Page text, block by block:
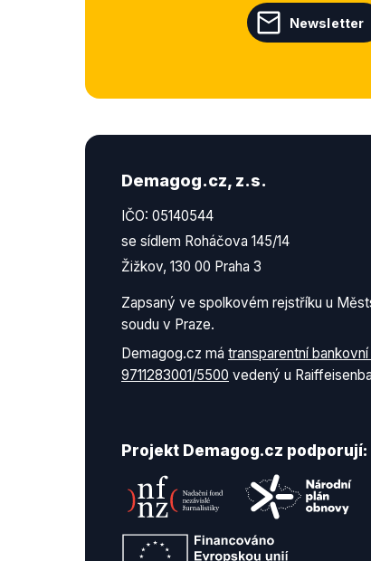
Newsletter
Demagog.cz, z.s.
IČO: 05140544
se sídlem Roháčova 145/14
Žižkov, 130 00 Praha 3
Zapsaný ve spolkovém rejstříku u
soudu v Praze.
Demagog.cz má transparentní
9711283001/5500 vedený u
Projekt Demagog.cz podporují: